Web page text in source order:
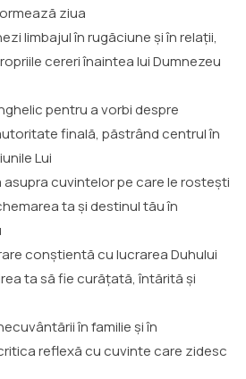
ziua
limbajul în rugăciune și în relații,
cereri înaintea lui Dumnezeu
pentru a vorbi despre
finală, păstrând centrul în
Lui
cuvintelor pe care le rostești
ta și destinul tău în
conștientă cu lucrarea Duhului
ta să fie curățată, întărită și
în familie și în
reflexă cu cuvinte care zidesc